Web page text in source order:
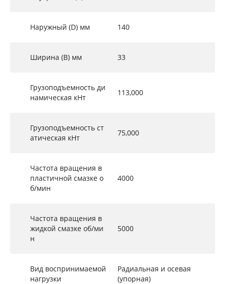
Наружный (D) мм 140
Ширина (B) мм 33
Грузоподъемность ди
намическая кНт
113,000
Грузоподъемность ст
атическая кНт
75,000
Частота вращения в
пластичной смазке о
б/мин
4000
Частота вращения в
жидкой смазке об/ми
н
5000
Вид воспринимаемой
нагрузки
Радиальная и осевая
(упорная)